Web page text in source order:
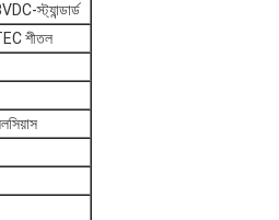
স্ট্যান্ডার্ড
শীতল